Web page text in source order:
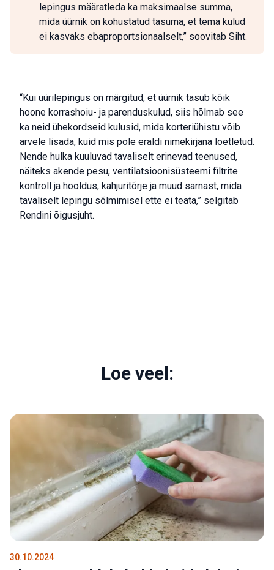
lepingus määratleda ka maksimaalse summa,
mida üürnik on kohustatud tasuma, et tema kulud
ei kasvaks ebaproportsionaalselt,” soovitab Siht.
“Kui üürilepingus on märgitud, et üürnik tasub kõik
hoone korrashoiu- ja parenduskulud, siis hõlmab see
ka neid ühekordseid kulusid, mida korteriühistu võib
arvele lisada, kuid mis pole eraldi nimekirjana loetletud.
Nende hulka kuuluvad tavaliselt erinevad teenused,
näiteks akende pesu, ventilatsioonisüsteemi filtrite
kontroll ja hooldus, kahjuritõrje ja muud sarnast, mida
tavaliselt lepingu sõlmimisel ette ei teata,” selgitab
Rendini õigusjuht.
Loe veel:
30.10.2024